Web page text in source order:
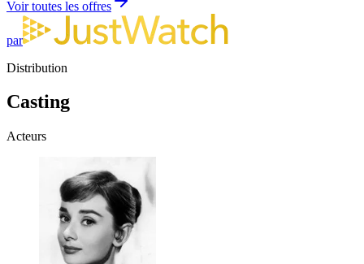
Voir toutes les offres
par
Distribution
Casting
Acteurs